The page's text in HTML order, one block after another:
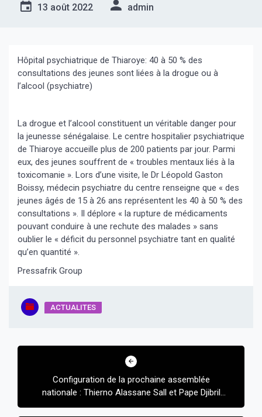
13 août 2022 admin
Hôpital psychiatrique de Thiaroye: 40 à 50 % des
consultations des jeunes sont liées à la drogue ou à
l’alcool (psychiatre)
La drogue et l’alcool constituent un véritable danger pour
la jeunesse sénégalaise. Le centre hospitalier psychiatrique
de Thiaroye accueille plus de 200 patients par jour. Parmi
eux, des jeunes souffrent de « troubles mentaux liés à la
toxicomanie ». Lors d’une visite, le Dr Léopold Gaston
Boissy, médecin psychiatre du centre renseigne que « des
jeunes âgés de 15 à 26 ans représentent les 40 à 50 % des
consultations ». Il déplore « la rupture de médicaments
pouvant conduire à une rechute des malades » sans
oublier le « déficit du personnel psychiatre tant en qualité
qu’en quantité ».
Pressafrik Group
ACTUALITES
Navigation
Configuration de la prochaine assemblée
nationale : Thierno Alassane Sall et Pape Djibril
Fall vont rester